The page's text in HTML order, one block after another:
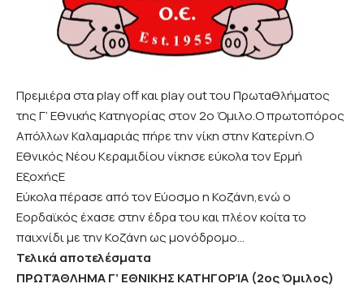
Πρεμιέρα στα play off και play out του Πρωταθλήματος
της Γ’ Εθνικής Κατηγορίας στον 2ο Όμιλο.Ο πρωτοπόρος
Απόλλων Καλαμαριάς πήρε την νίκη στην Κατερίνη.Ο
Εθνικός Νέου Κεραμιδίου νίκησε εύκολα τον Ερμή
ΕξοχήςΕ
Εύκολα πέρασε από τον Εύοσμο η Κοζάνη,ενώ ο
Εορδαϊκός έχασε στην έδρα του και πλέον κοίτα το
παιχνίδι με την Κοζάνη ως μονόδρομο…
Τελικά αποτελέσματα
ΠΡΩΤΆΘΛΗΜΑ Γ’ ΕΘΝΙΚΗΣ ΚΑΤΗΓΟΡΊΑ (2ος Όμιλος)